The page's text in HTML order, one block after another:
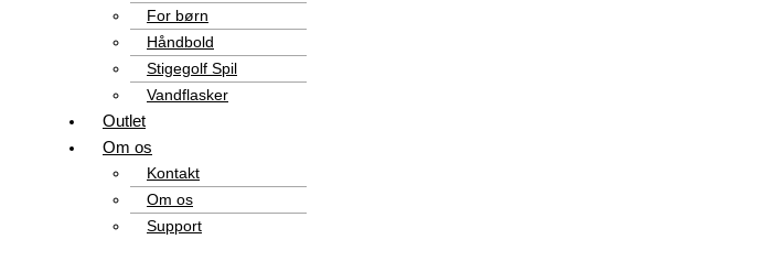
For børn
Håndbold
Stigegolf Spil
Vandflasker
Outlet
Om os
Kontakt
Om os
Support